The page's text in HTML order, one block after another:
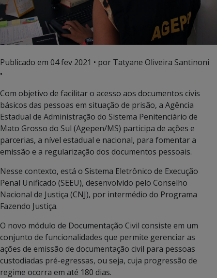
Publicado em 04 fev 2021 • por Tatyane Oliveira Santinoni
•
Com objetivo de facilitar o acesso aos documentos civis
básicos das pessoas em situação de prisão, a Agência
Estadual de Administração do Sistema Penitenciário de
Mato Grosso do Sul (Agepen/MS) participa de ações e
parcerias, a nível estadual e nacional, para fomentar a
emissão e a regularização dos documentos pessoais.
Nesse contexto, está o Sistema Eletrônico de Execução
Penal Unificado (SEEU), desenvolvido pelo Conselho
Nacional de Justiça (CNJ), por intermédio do Programa
Fazendo Justiça.
O novo módulo de Documentação Civil consiste em um
conjunto de funcionalidades que permite gerenciar as
ações de emissão de documentação civil para pessoas
custodiadas pré-egressas, ou seja, cuja progressão de
regime ocorra em até 180 dias.